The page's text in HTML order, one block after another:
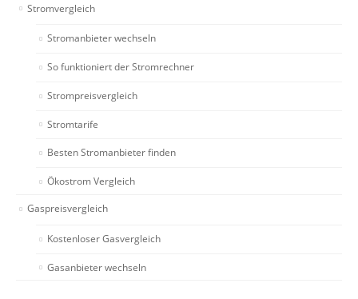
Stromvergleich
Stromanbieter wechseln
So funktioniert der Stromrechner
Strompreisvergleich
Stromtarife
Besten Stromanbieter finden
Ökostrom Vergleich
Gaspreisvergleich
Kostenloser Gasvergleich
Gasanbieter wechseln